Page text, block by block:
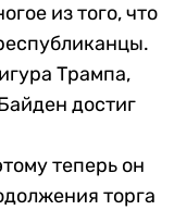
из того, что
Трампа,
достиг
теперь он
торга